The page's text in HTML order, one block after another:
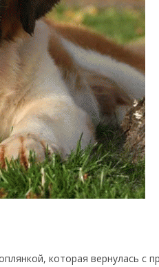
которая вернулась с